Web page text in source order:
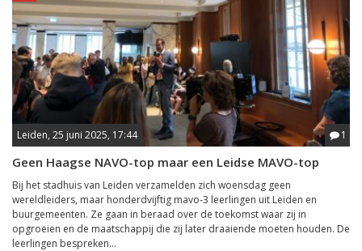
Leiden, 25 juni 2025, 17:44 1
Geen Haagse NAVO-top maar een Leidse MAVO-top
Bij het stadhuis van Leiden verzamelden zich woensdag geen
wereldleiders, maar honderdvijftig mavo-3 leerlingen uit Leiden en
buurgemeenten. Ze gaan in beraad over de toekomst waar zij in
opgroeien en de maatschappij die zij later draaiende moeten houden. De
leerlingen bespreken...